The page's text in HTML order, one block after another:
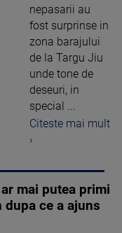
nepasarii au
fost surprinse in
zona barajului
de la Targu Jiu
unde tone de
deseuri, in
special ...
Citeste mai mult
›
mai putea primi
dupa ce a ajuns